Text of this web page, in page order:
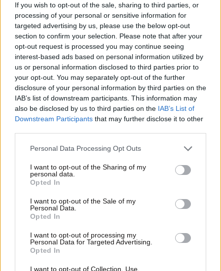
If you wish to opt-out of the sale, sharing to third parties, or
processing of your personal or sensitive information for
targeted advertising by us, please use the below opt-out
section to confirm your selection. Please note that after your
opt-out request is processed you may continue seeing
interest-based ads based on personal information utilized by
us or personal information disclosed to third parties prior to
your opt-out. You may separately opt-out of the further
disclosure of your personal information by third parties on the
IAB’s list of downstream participants. This information may
also be disclosed by us to third parties on the IAB’s List of
Downstream Participants that may further disclose it to other
Please note that this website/app uses one or more Google
not limited to your visit or usage behaviour. You may click to
grant or deny consent to Google and its third-party tags to
use your data for below specified purposes in below Google
consent section.
Personal Data Processing Opt Outs
I want to opt-out of the Sharing of my
personal data.
Opted In
I want to opt-out of the Sale of my
Personal Data.
Opted In
I want to opt-out of processing my
Personal Data for Targeted Advertising.
Opted In
I want to opt-out of Collection, Use,
23·09·2024 06:47
Με ποιον αρχηγό κόμματος μιλάει ο Σαλμάς, πριν
«σκάσει» η διαγραφή του – Γκρίνια για το επικοινωνιακό
βαρίδι του ΣΥΡΙΖΑ